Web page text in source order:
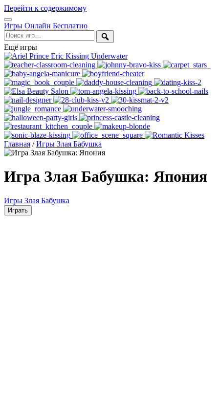
Перейти к содержимому
Открыть
меню
Игры Онлайн Бесплатно
Поиск
Ещё игры
Главная / Игры Злая Бабушка
Игра Злая Бабушка: Япония
Игры Злая Бабушка
Играть